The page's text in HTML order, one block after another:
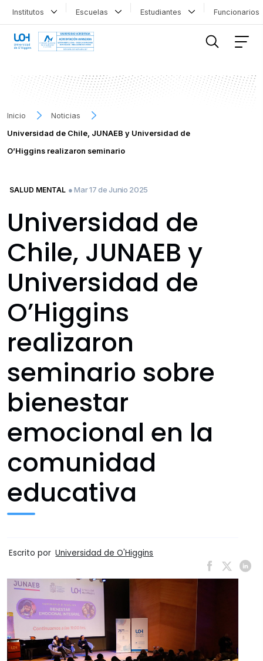
Institutos Escuelas Estudiantes
Inicio
Noticias
Universidad de Chile, JUNAEB y Universidad de
O’Higgins realizaron seminario
SALUD MENTAL ● Mar 17 de Junio 2025
Universidad de
Chile, JUNAEB y
Universidad de
O’Higgins
realizaron
seminario sobre
bienestar
emocional en la
comunidad
educativa
Escrito por Universidad de O'Higgins